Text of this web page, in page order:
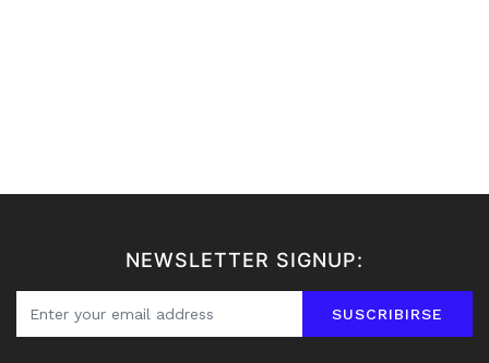
NEWSLETTER SIGNUP:
SUSCRIBIRSE